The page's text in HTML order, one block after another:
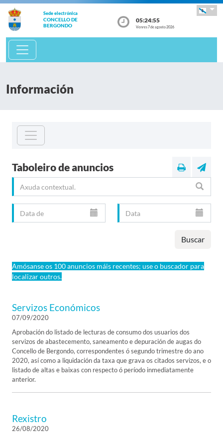
Sede electrónica
CONCELLO DE
BERGONDO
05:24:56
Venres 7 de agosto 2026
Información
Taboleiro de anuncios
Buscar
Amósanse os 100 anuncios máis recentes; use o buscador para
localizar outros.
Servizos Económicos
07/09/2020
Aprobación do listado de lecturas de consumo dos usuarios dos
servizos de abastecemento, saneamento e depuración de augas do
Concello de Bergondo, correspondentes ó segundo trimestre do ano
2020, así como a liquidación da taxa que grava os citados servizos, e o
listado de altas e baixas con respecto ó período inmediatamente
anterior.
Rexistro
26/08/2020